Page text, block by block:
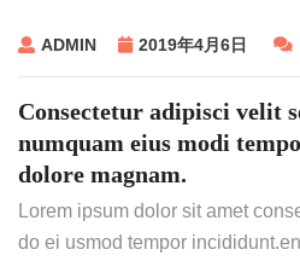
ADMIN 2019年4月6日
Consectetur adipisci velit
numquam eius modi
dolore magnam.
Lorem ipsum dolor sit amet
do ei usmod tempor